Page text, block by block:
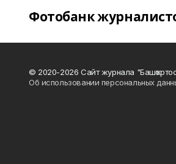
Фотобанк
© 2020-2026 Сайт журнала
Об использовании персональных